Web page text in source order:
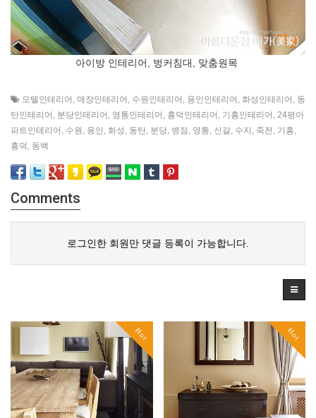
아이방 인테리어, 벙커침대, 맞춤원목
모텔인테리어 , 매장인테리어 , 수원인테리어 , 용인인테리어 , 화성인테리어 , 동
탄인테리어 , 분당인테리어 , 영통인테리어 , 흥덕인테리어 , 기흥인테리어 , 24평아
파트인테리어 , 수원 , 용인 , 화성 , 동탄, 분당, 병점 , 영통, 신갈, 수지 , 죽전 , 기흥,
흥덕 , 동백
Comments
로그인한 회원만 댓글 등록이 가능합니다.
Hot Hot